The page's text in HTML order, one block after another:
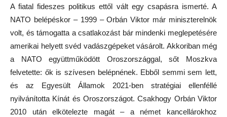
A fiatal fideszes politikus ettől vált egy csapásra ismerté. A
NATO belépéskor – 1999 – Orbán Viktor már miniszterelnök
volt, és támogatta a csatlakozást bár mindenki meglepetésére
amerikai helyett svéd vadászgépeket vásárolt. Akkoriban még
a NATO együttműködött Oroszországgal, sőt Moszkva
felvetette: ők is szívesen belépnének. Ebből semmi sem lett,
és az Egyesült Államok 2021-ben stratégiai ellenféllé
nyilvánította Kínát és Oroszországot. Csakhogy Orbán Viktor
2010 után elkötelezte magát – a német kancellárokhoz